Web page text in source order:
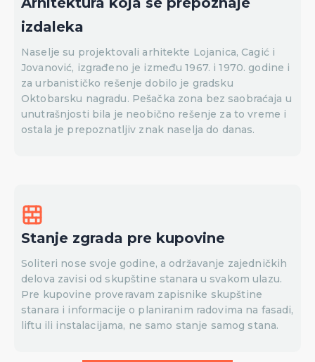
izdaleka
Naselje su projektovali arhitekte Lojanica, Cagić i
Jovanović, izgrađeno je između 1967. i 1970. godine i
za urbanističko rešenje dobilo je gradsku
Oktobarsku nagradu. Pešačka zona bez saobraćaja u
unutrašnjosti bila je neobično rešenje za to vreme i
ostala je prepoznatljiv znak naselja do danas.
Stanje zgrada pre kupovine
Soliteri nose svoje godine, a održavanje zajedničkih
delova zavisi od skupštine stanara u svakom ulazu.
Pre kupovine proveravam zapisnike skupštine
stanara i informacije o planiranim radovima na fasadi,
liftu ili instalacijama, ne samo stanje samog stana.